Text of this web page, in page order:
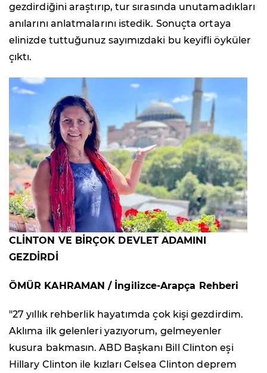
gezdirdiğini araştırıp, tur sırasında unutamadıkları
anılarını anlatmalarını istedik. Sonuçta ortaya
elinizde tuttuğunuz sayımızdaki bu keyifli öyküler
çıktı.
CLİNTON VE BİRÇOK DEVLET ADAMINI
GEZDİRDİ
ÖMÜR KAHRAMAN / İngilizce-Arapça Rehberi
"27 yıllık rehberlik hayatımda çok kişi gezdirdim.
Aklıma ilk gelenleri yazıyorum, gelmeyenler
kusura bakmasın. ABD Başkanı Bill Clinton eşi
Hillary Clinton ile kızları Celsea Clinton deprem